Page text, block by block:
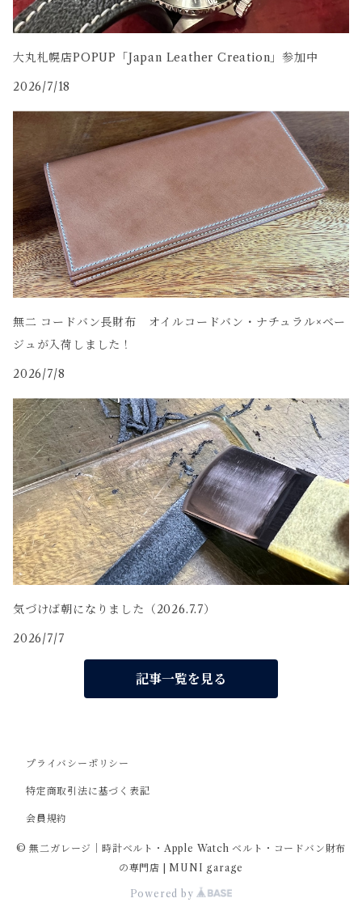
大丸札幌店POPUP「Japan Leather Creation」参加中
2026/7/18
無二 コードバン長財布 オイルコードバン・ナチュラル×ベー
ジュが入荷しました！
2026/7/8
気づけば朝になりました（2026.7.7）
2026/7/7
記事一覧を見る
プライバシーポリシー
特定商取引法に基づく表記
会員規約
© 無二ガレージ｜時計ベルト・Apple Watch ベルト・コードバン財布
の専門店 | MUNI garage
Powered by